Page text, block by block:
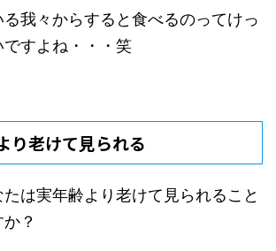
我々からすると食べるのってけっ
すよね・・・笑
り老けて見られる
は実年齢より老けて見られること
？